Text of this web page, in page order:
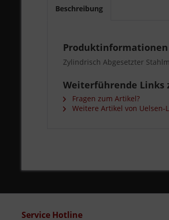
Beschreibung
Produktinformationen
Zylindrisch Abgesetzter
Weiterführende Links
Fragen zum Artikel?
Weitere Artikel von Uelsen-
Service Hotline